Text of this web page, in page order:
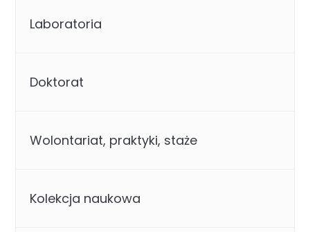
Laboratoria
Doktorat
Wolontariat, praktyki, staże
Kolekcja naukowa